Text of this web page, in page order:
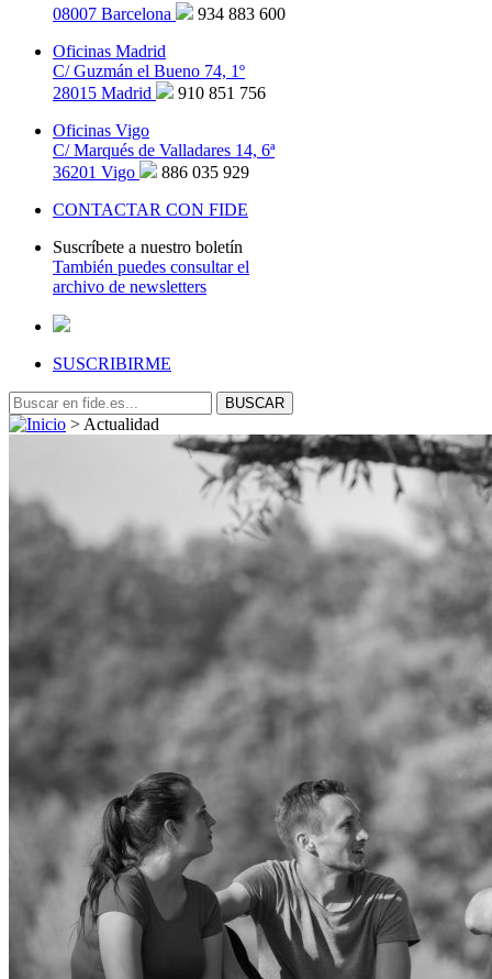
08007 Barcelona
934 883 600
Oficinas Madrid
C/ Guzmán el Bueno 74, 1º
28015 Madrid
910 851 756
Oficinas Vigo
C/ Marqués de Valladares 14, 6ª
36201 Vigo
886 035 929
CONTACTAR CON FIDE
Suscríbete a nuestro boletín
También puedes consultar el
archivo de newsletters
SUSCRIBIRME
> Actualidad